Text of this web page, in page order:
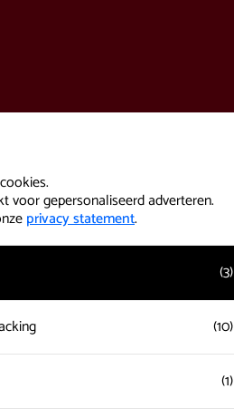
voor gepersonaliseerd adverteren.
privacy statement.
(3)
worden anoniem verzameld.
(10)
(1)